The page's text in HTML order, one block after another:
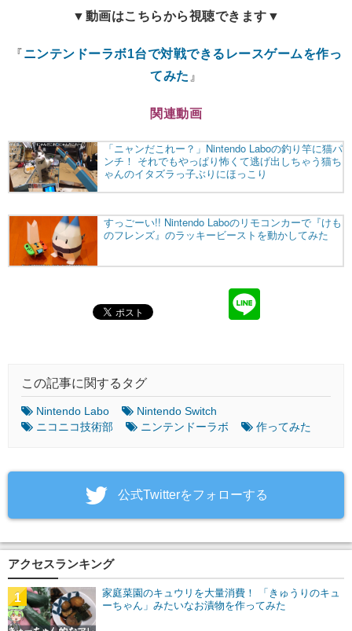
▼動画はこちらから視聴できます▼
『ニンテンドーラボ1台で対戦できるレースゲームを作っ
てみた 』
関連動画
この記事に関するタグ
Nintendo Labo
Nintendo Switch
ニコニコ技術部
ニンテンドーラボ 作ってみた
‎公式Twitterをフォローする
アクセスランキング
家庭菜園のキュウリを大量消費！ 「きゅうりのキュ
ーちゃん」みたいなお漬物を作ってみた
1